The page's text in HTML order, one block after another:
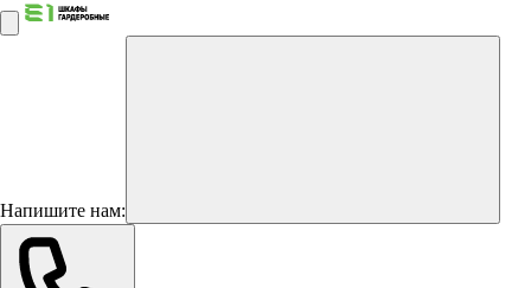
Напишите нам: